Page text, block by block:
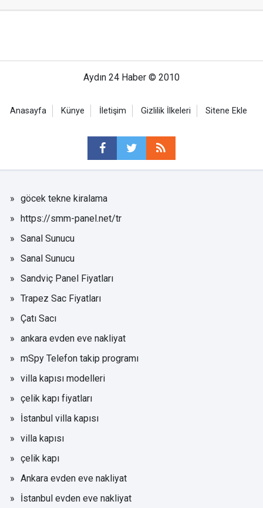
Aydın 24 Haber © 2010
Anasayfa Künye İletişim Gizlilik İlkeleri Sitene Ekle
göcek tekne kiralama
https://smm-panel.net/tr
Sanal Sunucu
Sanal Sunucu
Sandviç Panel Fiyatları
Trapez Sac Fiyatları
Çatı Sacı
ankara evden eve nakliyat
mSpy Telefon takip programı
villa kapısı modelleri
çelik kapı fiyatları
İstanbul villa kapısı
villa kapısı
çelik kapı
Ankara evden eve nakliyat
İstanbul evden eve nakliyat